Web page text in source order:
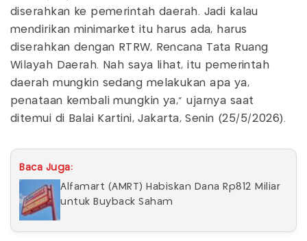
diserahkan ke pemerintah daerah. Jadi kalau
mendirikan minimarket itu harus ada, harus
diserahkan dengan RTRW, Rencana Tata Ruang
Wilayah Daerah. Nah saya lihat, itu pemerintah
daerah mungkin sedang melakukan apa ya,
penataan kembali mungkin ya,” ujarnya saat
ditemui di Balai Kartini, Jakarta, Senin (25/5/2026).
Baca Juga:
Alfamart (AMRT) Habiskan Dana Rp812 Miliar
untuk Buyback Saham